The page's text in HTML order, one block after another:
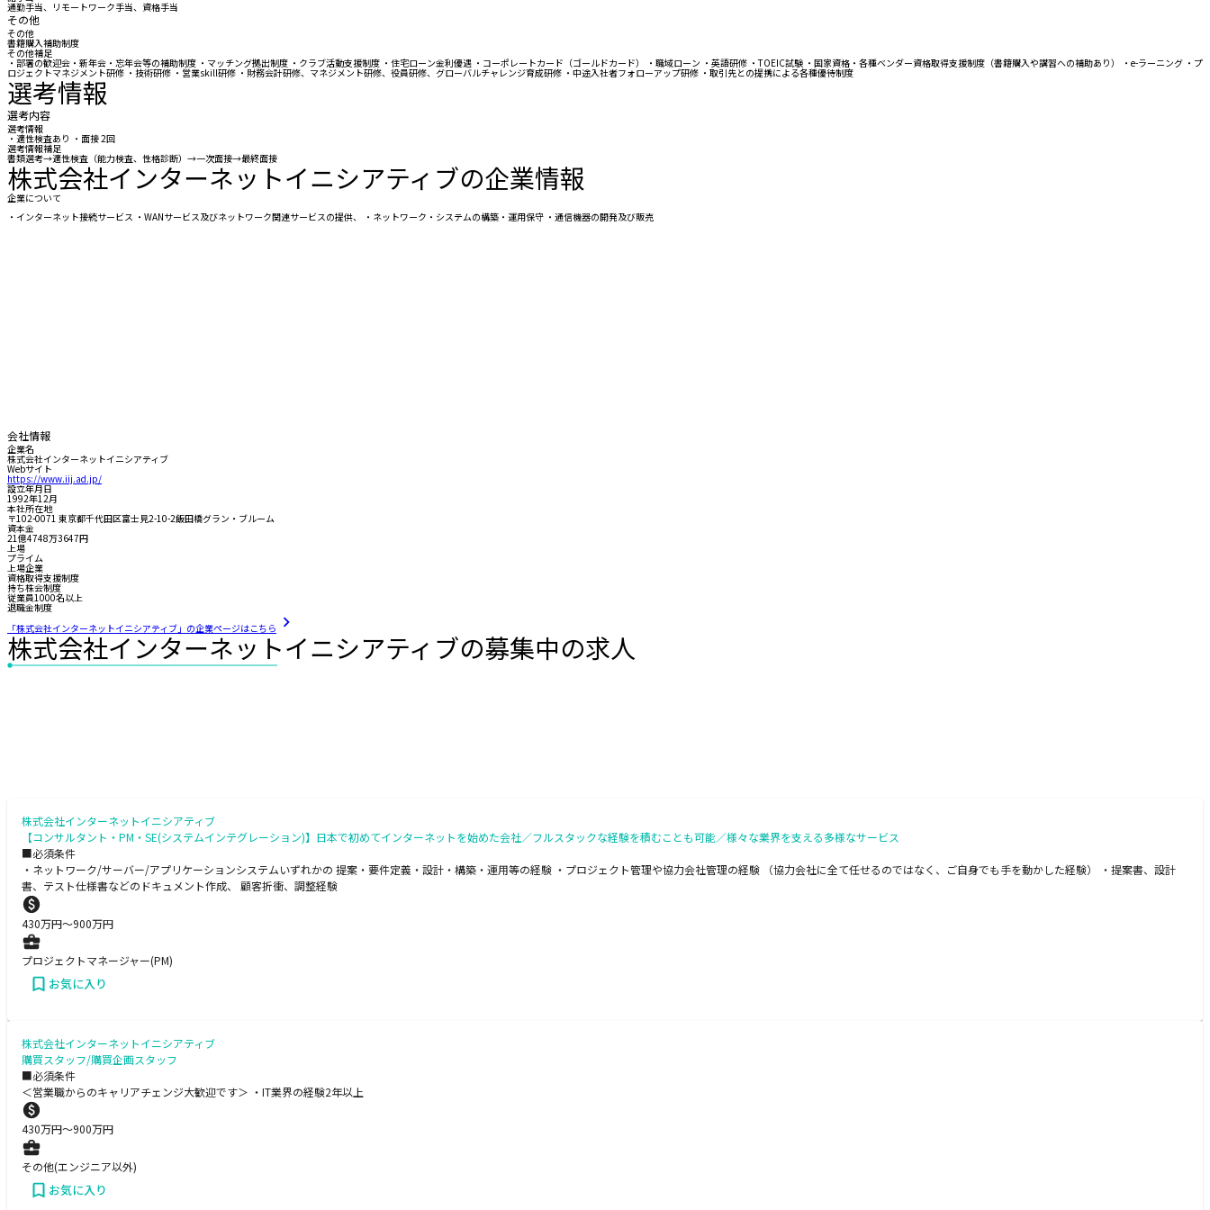
通勤手当、リモートワーク手当、資格手当
その他
その他
書籍購入補助制度
その他補足
・部署の歓迎会・新年会・忘年会等の補助制度 ・マッチング拠出制度 ・クラブ活動支援制度 ・住宅ローン金利優遇 ・コーポレートカード（ゴールドカード） ・職域ローン ・英語研修 ・TOEIC試験 ・国家資格・各種ベンダー資格取得支援制度（書籍購入や講習への補助あり） ・e-ラーニング ・プ
ロジェクトマネジメント研修 ・技術研修 ・営業skill研修 ・財務会計研修、マネジメント研修、役員研修、グローバルチャレンジ育成研修 ・中途入社者フォローアップ研修 ・取引先との提携による各種優待制度
選考情報
選考内容
選考情報
・適性検査あり ・面接 2回
選考情報補足
書類選考→適性検査（能力検査、性格診断）→一次面接→最終面接
株式会社インターネットイニシアティブの企業情報
企業について
・インターネット接続サービス ・WANサービス及びネットワーク関連サービスの提供、 ・ネットワーク・システムの構築・運用保守 ・通信機器の開発及び販売
会社情報
企業名
株式会社インターネットイニシアティブ
Webサイト
https://www.iij.ad.jp/
設立年月日
1992年12月
本社所在地
〒102-0071 東京都千代田区富士見2-10-2飯田橋グラン・ブルーム
資本金
21億4748万3647円
上場
プライム
上場企業
資格取得支援制度
持ち株会制度
従業員1000名以上
退職金制度
「株式会社インターネットイニシアティブ」の企業ページはこちら
株式会社インターネットイニシアティブの募集中の求人
株式会社インターネットイニシアティブ
【コンサルタント・PM・SE(システムインテグレーション)】日本で初めてインターネットを始めた会社／フルスタックな経験を積むことも可能／様々な業界を支える多様なサービス
■必須条件
・ネットワーク/サーバー/アプリケーションシステムいずれかの 提案・要件定義・設計・構築・運用等の経験 ・プロジェクト管理や協力会社管理の経験 （協力会社に全て任せるのではなく、ご自身でも手を動かした経験） ・提案書、設計
書、テスト仕様書などのドキュメント作成、 顧客折衝、調整経験
430万円〜900万円
プロジェクトマネージャー(PM)
お気に入り
株式会社インターネットイニシアティブ
購買スタッフ/購買企画スタッフ
■必須条件
＜営業職からのキャリアチェンジ大歓迎です＞ ・IT業界の経験2年以上
430万円〜900万円
その他(エンジニア以外)
お気に入り